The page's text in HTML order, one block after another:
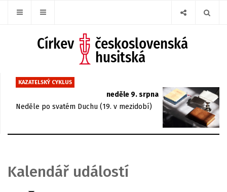
KAZATELSKÝ CYKLUS
neděle 9. srpna
Neděle po svatém Duchu (19. v mezidobí)
Kalendář událostí